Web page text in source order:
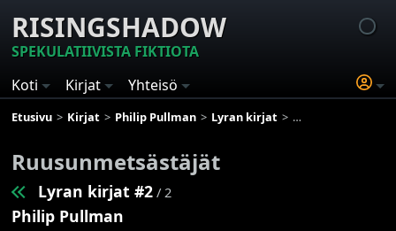
RISINGSHADOW
SPEKULATIIVISTA FIKTIOTA
Koti
Kirjat Yhteisö
Etusivu Kirjat Philip Pullman Lyran kirjat Ruusunmetsästäjät
Ruusunmetsästäjät
Lyran kirjat #2 / 2
Philip Pullman